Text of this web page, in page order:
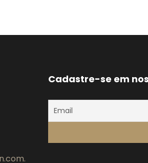
Cadastre-se em